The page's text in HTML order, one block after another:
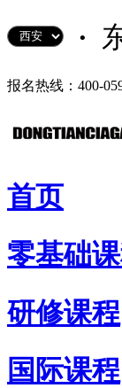
·
报名热线：400-
首页
零基础
研修课程
国际课程